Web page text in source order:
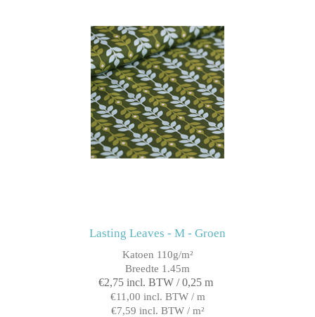
Lasting Leaves - M - Groen
Katoen 110g/m²
Breedte 1.45m
€2,75 incl. BTW / 0,25 m
€11,00 incl. BTW / m
€7,59 incl. BTW / m²